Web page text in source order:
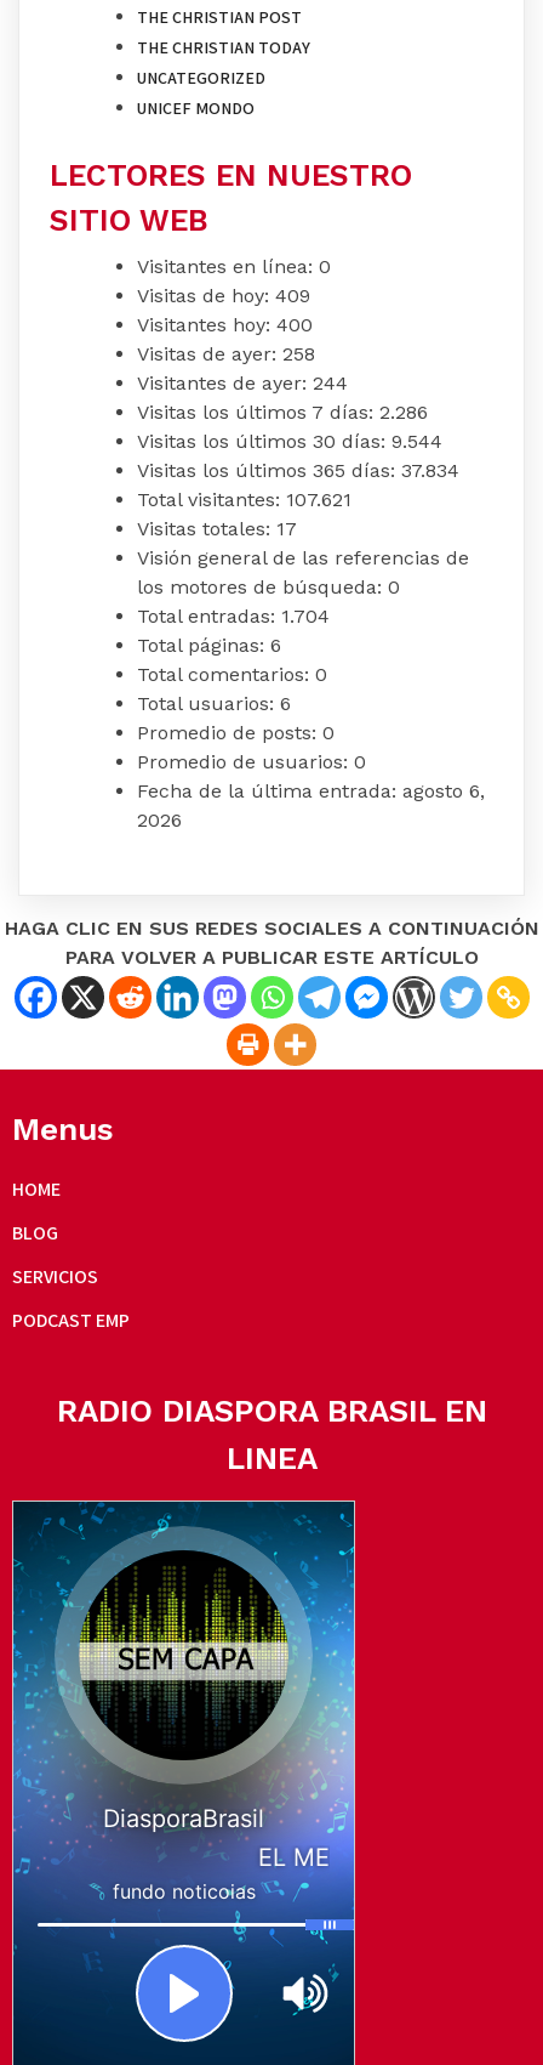
THE CHRISTIAN POST
THE CHRISTIAN TODAY
UNCATEGORIZED
UNICEF MONDO
LECTORES EN NUESTRO
SITIO WEB
Visitantes en línea: 0
Visitas de hoy: 409
Visitantes hoy: 400
Visitas de ayer: 258
Visitantes de ayer: 244
Visitas los últimos 7 días: 2.286
Visitas los últimos 30 días: 9.544
Visitas los últimos 365 días: 37.834
Total visitantes: 107.621
Visitas totales: 17
Visión general de las referencias de
los motores de búsqueda: 0
Total entradas: 1.704
Total páginas: 6
Total comentarios: 0
Total usuarios: 6
Promedio de posts: 0
Promedio de usuarios: 0
Fecha de la última entrada: agosto 6,
2026
HAGA CLIC EN SUS REDES SOCIALES A CONTINUACIÓN
PARA VOLVER A PUBLICAR ESTE ARTÍCULO
Menus
HOME
BLOG
SERVICIOS
PODCAST EMP
RADIO DIASPORA BRASIL EN
LINEA